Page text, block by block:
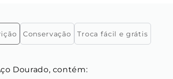
Conservação Troca fácil e grátis
Dourado, contém: